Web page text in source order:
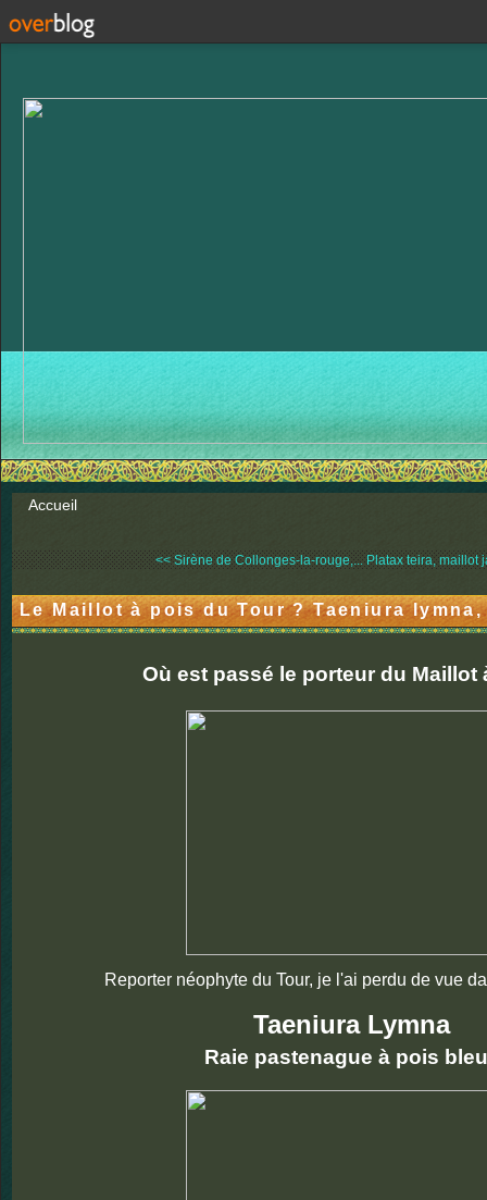
Accueil
<< Sirène de Collonges-la-rouge,... Platax teira, maillot
Le Maillot à pois du Tour ? Taeniura
Où est passé le porteur du Maillot
Reporter néophyte du Tour, je l'ai perdu de vue
Taeniura Lymna
Raie pastenague à pois